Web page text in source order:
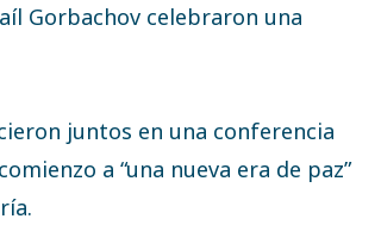
Gorbachov celebraron una
juntos en una conferencia
a “una nueva era de paz”